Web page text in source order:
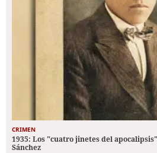
CRIMEN
1935: Los "cuatro jinetes del
Sánchez